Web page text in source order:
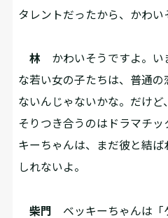
タレントだったから、かわい
林 かわいそうですよ。い
な若い女の子たちは、普通の
ないんじゃないかな。だけど
そりつき合うのはドラマチッ
キーちゃんは、まだ彼と結
しれないよ。
柴門 ベッキーちゃんは「